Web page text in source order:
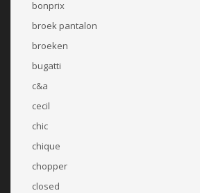
bonprix
broek pantalon
broeken
bugatti
c&a
cecil
chic
chique
chopper
closed